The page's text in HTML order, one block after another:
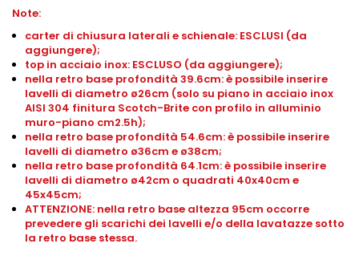
Note:
carter di chiusura laterali e schienale: ESCLUSI (da
aggiungere);
top in acciaio inox: ESCLUSO (da aggiungere);
nella retro base profondità 39.6cm: è possibile inserire
lavelli di diametro ø26cm (solo su piano in acciaio inox
AISI 304 finitura Scotch-Brite con profilo in alluminio
muro-piano cm2.5h);
nella retro base profondità 54.6cm: è possibile inserire
lavelli di diametro ø36cm e ø38cm;
nella retro base profondità 64.1cm: è possibile inserire
lavelli di diametro ø42cm o quadrati 40x40cm e
45x45cm;
ATTENZIONE: nella retro base altezza 95cm occorre
prevedere gli scarichi dei lavelli e/o della lavatazze sotto
la retro base stessa.